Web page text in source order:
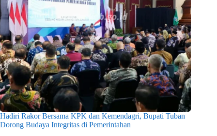
Hadiri Rakor Bersama KPK dan Kemendagri, Bupati Tuban
Dorong Budaya Integritas di Pemerintahan